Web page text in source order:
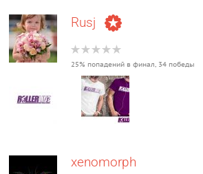
Rusj
25% попадений в финал, 34 победы
xenomorph